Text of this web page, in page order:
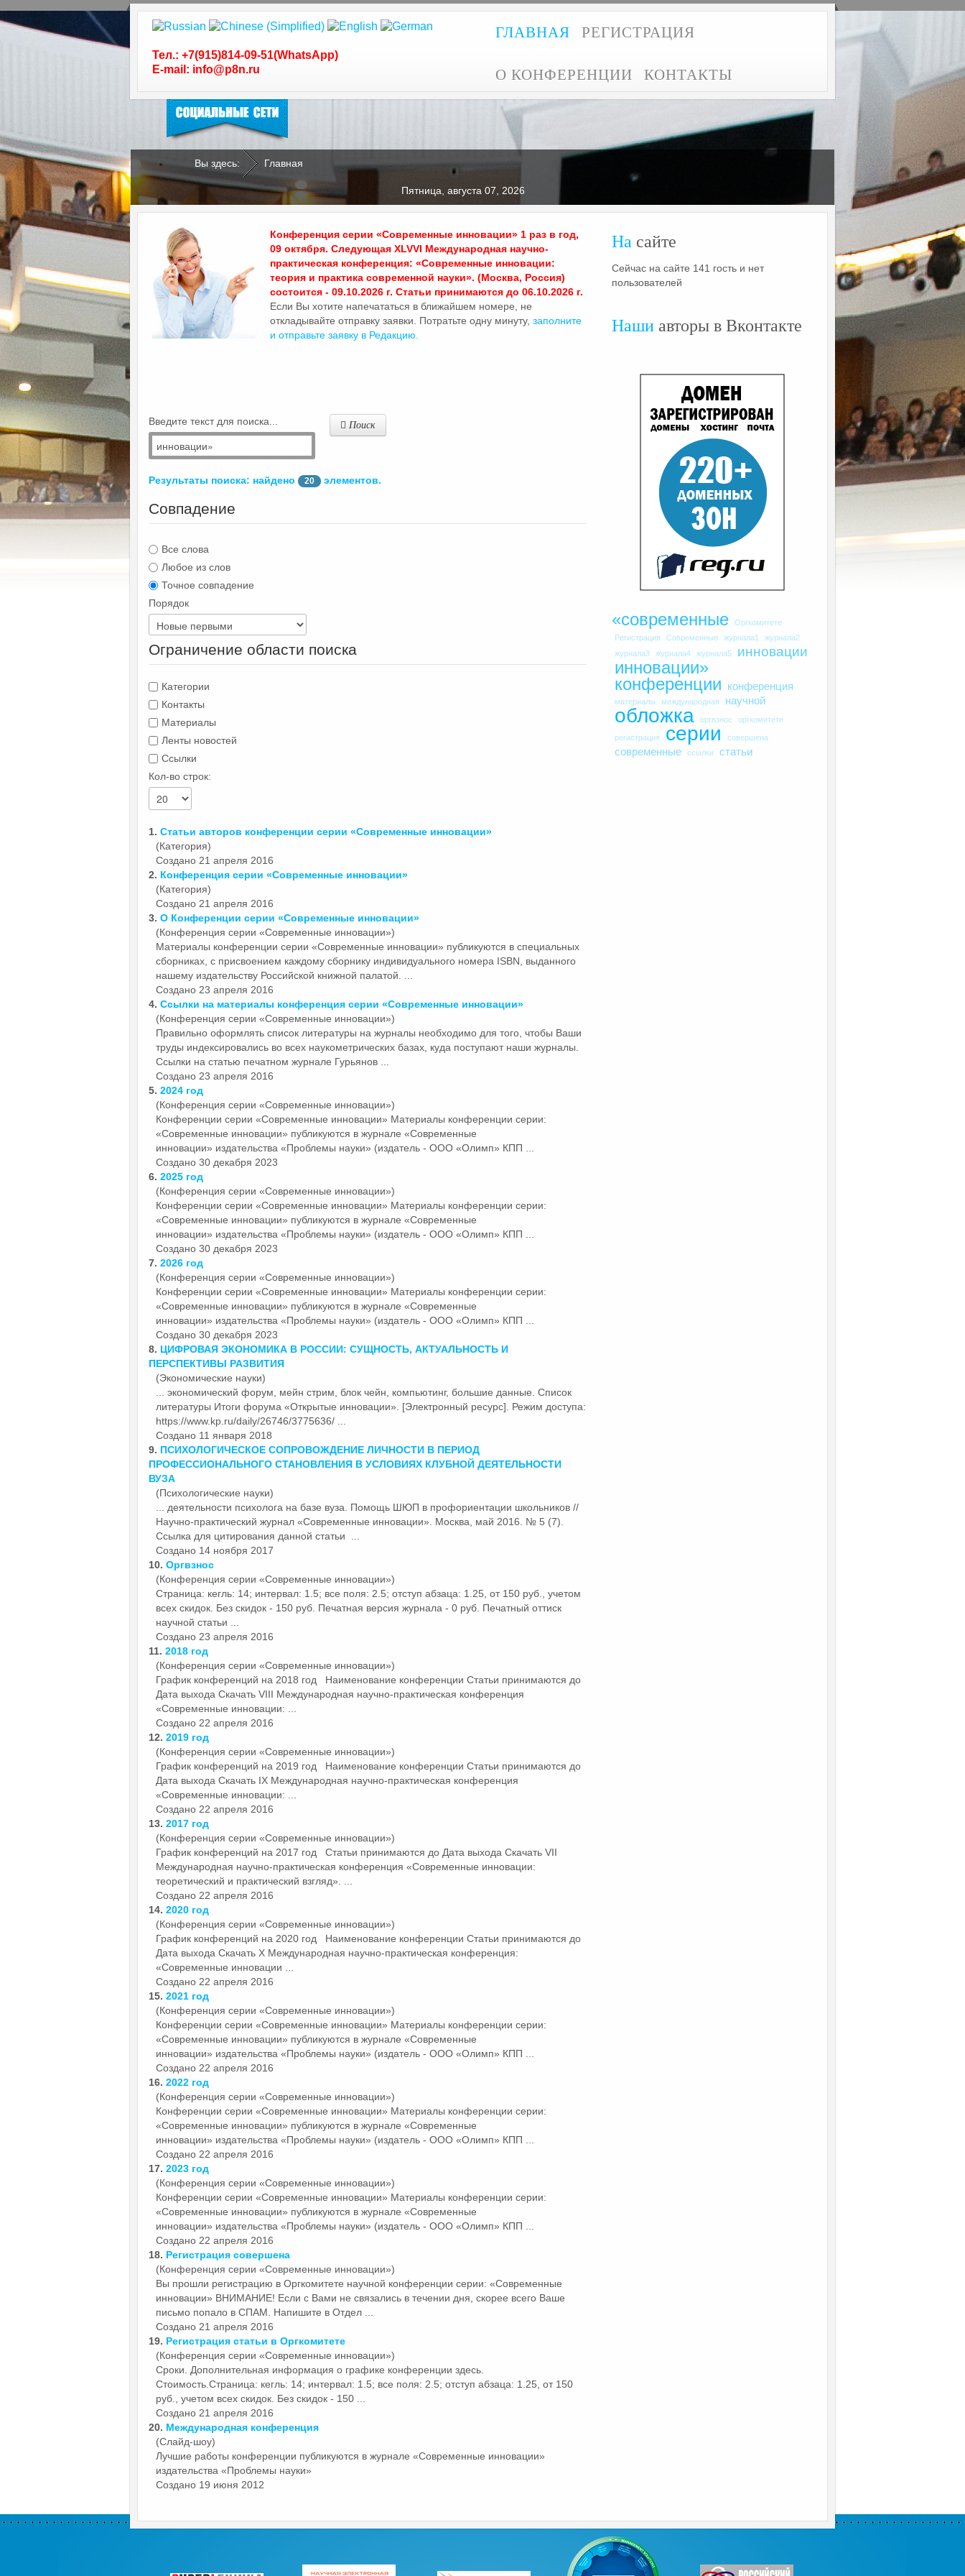
Тел.: +7(915)814-09-51(WhatsApp)
E-mail: info@p8n.ru
ГЛАВНАЯ РЕГИСТРАЦИЯ
О КОНФЕРЕНЦИИ КОНТАКТЫ
Следуйте за нами в
.
Вы здесь: Главная
Пятница, августа 07, 2026
Конференция серии «Современные инновации» 1 раз в год,
09 октября. Следующая XLVVI Международная научно-
практическая конференция: «Современные инновации:
теория и практика современной науки». (Москва, Россия)
состоится - 09.10.2026 г. Статьи принимаются до 06.10.2026 г.
Если Вы хотите напечататься в ближайшем номере, не
откладывайте отправку заявки. Потратьте одну минуту, заполните
и отправьте заявку в Редакцию.
Введите текст для поиска... Поиск
Результаты поиска: найдено 20 элементов.
Совпадение
Все слова
Любое из слов
Точное совпадение
Порядок
Ограничение области поиска
Категории
Контакты
Материалы
Ленты новостей
Ссылки
Кол-во строк:
1. Статьи авторов конференции серии «Современные инновации»
(Категория)
Создано 21 апреля 2016
2. Конференция серии «Современные инновации»
(Категория)
Создано 21 апреля 2016
3. О Конференции серии «Современные инновации»
(Конференция серии «Современные инновации»)
Материалы конференции серии «Современные инновации» публикуются в специальных
сборниках, с присвоением каждому сборнику индивидуального номера ISBN, выданного
нашему издательству Российской книжной палатой. ...
Создано 23 апреля 2016
4. Ссылки на материалы конференция серии «Современные инновации»
(Конференция серии «Современные инновации»)
Правильно оформлять список литературы на журналы необходимо для того, чтобы Ваши
труды индексировались во всех наукометрических базах, куда поступают наши журналы.
Ссылки на статью печатном журнале Гурьянов ...
Создано 23 апреля 2016
5. 2024 год
(Конференция серии «Современные инновации»)
Конференции серии «Современные инновации» Материалы конференции серии:
«Современные инновации» публикуются в журнале «Современные
инновации» издательства «Проблемы науки» (издатель - ООО «Олимп» КПП ...
Создано 30 декабря 2023
6. 2025 год
(Конференция серии «Современные инновации»)
Конференции серии «Современные инновации» Материалы конференции серии:
«Современные инновации» публикуются в журнале «Современные
инновации» издательства «Проблемы науки» (издатель - ООО «Олимп» КПП ...
Создано 30 декабря 2023
7. 2026 год
(Конференция серии «Современные инновации»)
Конференции серии «Современные инновации» Материалы конференции серии:
«Современные инновации» публикуются в журнале «Современные
инновации» издательства «Проблемы науки» (издатель - ООО «Олимп» КПП ...
Создано 30 декабря 2023
8. ЦИФРОВАЯ ЭКОНОМИКА В РОССИИ: СУЩНОСТЬ, АКТУАЛЬНОСТЬ И
ПЕРСПЕКТИВЫ РАЗВИТИЯ
(Экономические науки)
... экономический форум, мейн стрим, блок чейн, компьютинг, большие данные. Список
литературы Итоги форума «Открытые инновации» . [Электронный ресурс]. Режим доступа:
https://www.kp.ru/daily/26746/3775636/ ...
Создано 11 января 2018
9. ПСИХОЛОГИЧЕСКОЕ СОПРОВОЖДЕНИЕ ЛИЧНОСТИ В ПЕРИОД
ПРОФЕССИОНАЛЬНОГО СТАНОВЛЕНИЯ В УСЛОВИЯХ КЛУБНОЙ ДЕЯТЕЛЬНОСТИ
ВУЗА
(Психологические науки)
... деятельности психолога на базе вуза. Помощь ШЮП в профориентации школьников //
Научно-практический журнал «Современные инновации» . Москва, май 2016. № 5 (7).
Ссылка для цитирования данной статьи ...
Создано 14 ноября 2017
10. Оргвзнос
(Конференция серии «Современные инновации»)
Страница: кегль: 14; интервал: 1.5; все поля: 2.5; отступ абзаца: 1.25, от 150 руб., учетом
всех скидок. Без скидок - 150 руб. Печатная версия журнала - 0 руб. Печатный оттиск
научной статьи ...
Создано 23 апреля 2016
11. 2018 год
(Конференция серии «Современные инновации»)
График конференций на 2018 год Наименование конференции Статьи принимаются до
Дата выхода Скачать VIII Международная научно-практическая конференция
«Современные инновации: ...
Создано 22 апреля 2016
12. 2019 год
(Конференция серии «Современные инновации»)
График конференций на 2019 год Наименование конференции Статьи принимаются до
Дата выхода Скачать IX Международная научно-практическая конференция
«Современные инновации: ...
Создано 22 апреля 2016
13. 2017 год
(Конференция серии «Современные инновации»)
График конференций на 2017 год Статьи принимаются до Дата выхода Скачать VII
Международная научно-практическая конференция «Современные инновации:
теоретический и практический взгляд». ...
Создано 22 апреля 2016
14. 2020 год
(Конференция серии «Современные инновации»)
График конференций на 2020 год Наименование конференции Статьи принимаются до
Дата выхода Скачать X Международная научно-практическая конференция:
«Современные инновации ...
Создано 22 апреля 2016
15. 2021 год
(Конференция серии «Современные инновации»)
Конференции серии «Современные инновации» Материалы конференции серии:
«Современные инновации» публикуются в журнале «Современные
инновации» издательства «Проблемы науки» (издатель - ООО «Олимп» КПП ...
Создано 22 апреля 2016
16. 2022 год
(Конференция серии «Современные инновации»)
Конференции серии «Современные инновации» Материалы конференции серии:
«Современные инновации» публикуются в журнале «Современные
инновации» издательства «Проблемы науки» (издатель - ООО «Олимп» КПП ...
Создано 22 апреля 2016
17. 2023 год
(Конференция серии «Современные инновации»)
Конференции серии «Современные инновации» Материалы конференции серии:
«Современные инновации» публикуются в журнале «Современные
инновации» издательства «Проблемы науки» (издатель - ООО «Олимп» КПП ...
Создано 22 апреля 2016
18. Регистрация совершена
(Конференция серии «Современные инновации»)
Вы прошли регистрацию в Оргкомитете научной конференции серии: «Современные
инновации» ВНИМАНИЕ! Если с Вами не связались в течении дня, скорее всего Ваше
письмо попало в СПАМ. Напишите в Отдел ...
Создано 21 апреля 2016
19. Регистрация статьи в Оргкомитете
(Конференция серии «Современные инновации»)
Сроки. Дополнительная информация о графике конференции здесь.
Стоимость.Страница: кегль: 14; интервал: 1.5; все поля: 2.5; отступ абзаца: 1.25, от 150
руб., учетом всех скидок. Без скидок - 150 ...
Создано 21 апреля 2016
20. Международная конференция
(Слайд-шоу)
Лучшие работы конференции публикуются в журнале «Современные инновации»
издательства «Проблемы науки»
Создано 19 июня 2012
На сайте
Сейчас на сайте 141 гость и нет
пользователей
Наши авторы в Вконтакте
«современные
Оргкомитете
Регистрация
Современные журнала1
журнала2
журнала3
журнала4 журнала5 инновации
инновации»
конференции
конференция
материалы международная научной
обложка оргвзнос оргкомитете
регистрация серии совершена
современные ссылки статьи